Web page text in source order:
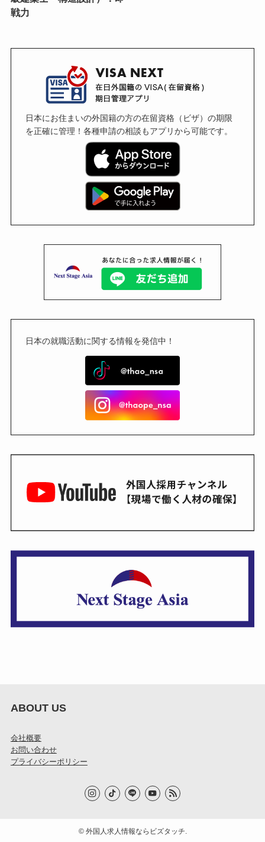
戦力
日本にお住まいの外国籍の方の在留資格（ビザ）の期限
を正確に管理！各種申請の相談もアプリから可能です。
日本の就職活動に関する情報を発信中！
ABOUT US
会社概要
お問い合わせ
プライバシーポリシー
©外国人求人情報ならビズタッチ.